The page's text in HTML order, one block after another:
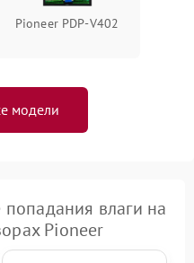
Pioneer PDP-V402
модели
влаги на
Pioneer